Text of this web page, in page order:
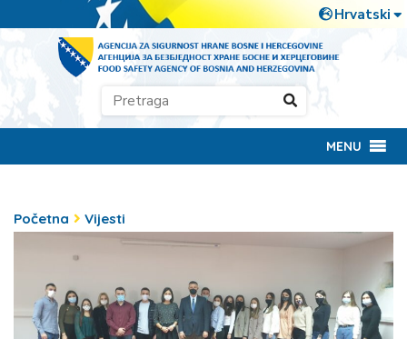
MENU
Početna Vijesti